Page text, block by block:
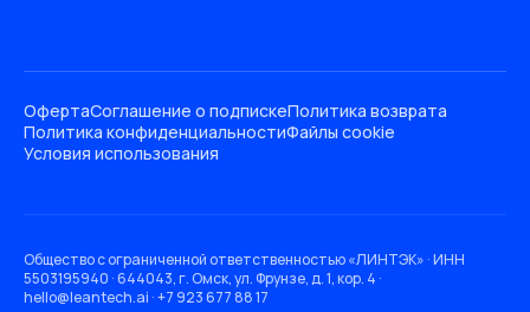
ОфертаСоглашение о подпискеПолитика возврата
Политика конфиденциальностиФайлы cookie
Условия использования
Общество с ограниченной ответственностью «ЛИНТЭК» · ИНН
5503195940 · 644043, г. Омск, ул. Фрунзе, д. 1, кор. 4 ·
hello@leantech.ai · +7 923 677 88 17